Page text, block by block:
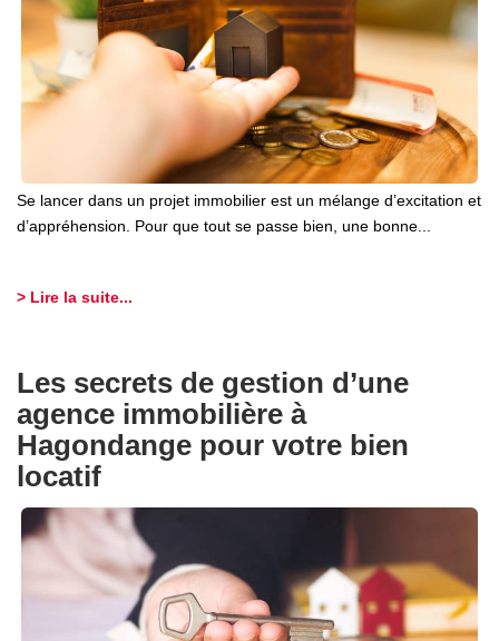
Se lancer dans un projet immobilier est un mélange d’excitation et
d’appréhension. Pour que tout se passe bien, une bonne...
> Lire la suite...
Les secrets de gestion d’une
agence immobilière à
Hagondange pour votre bien
locatif